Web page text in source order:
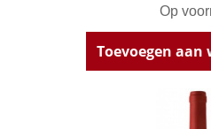
Op
Toevoegen